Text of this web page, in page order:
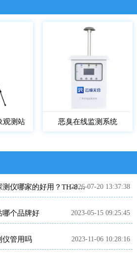
观测站 恶臭在线监测系统
红外热成像生命探测仪哪家的好用？TH-860TH这款救援项目都在用
2026-07-20 13:37:38
哪个品牌好 2023-05-15 09:25:45
仪管用吗 2023-11-06 10:28:16